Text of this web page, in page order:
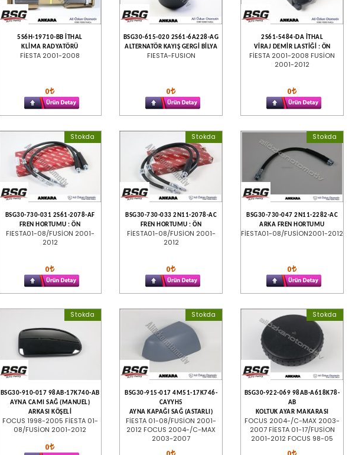
5S6H-19710-BB İTHAL
KLİMA RADYATÖRÜ
FİESTA 2001-2008
0
BSG30-615-020 2S61-6A228-AG
ALTERNATÖR KAYIŞ GERGİ BİLYA
FIESTA-FUSION
0
2S61-5484-DA İTHAL
VİRAJ DEMİR LASTİĞİ : ÖN
FİESTA 2001-2008 FUSİON
2001-2012
0
Stokda
BSG30-730-031 2S61-2078-AF
FREN HORTUMU : ÖN
FIESTA01-08/FUSİON 2001-
2012
0
Stokda
BSG30-730-033 2N11-2078-AC
FREN HORTUMU : ÖN
FİESTA01-08/FUSİON 2001-
2012
0
Stokda
BSG30-730-047 2N11-2282-AC
ARKA FREN HORTUMU
FİESTA01-08/FUSİON2001-2012
0
Stokda
BSG30-910-017 98AB-17K740-AB
AYNA CAMI SAĞ (MANUEL)
ARKASI KÖŞELİ
FOCUS 1998-2005 FİESTA 01-
08/FUSİON 2001-2012
0
Stokda
BSG30-915-017 4M51-17K746-
CAYYH5
AYNA KAPAĞI SAĞ (ASTARLI)
FİESTA 01-08/FUSİON 2001-
2012 FOCUS 2004-/C-MAX
2003-2007
Stokda
BSG30-922-069 98AB-A618K78-
AB
KOLTUK AYAR MAKARASI
FOCUS 2004-/C-MAX 2003-
2007 FİESTA 01-17/FUSİON
2001-2012 FOCUS 98-05